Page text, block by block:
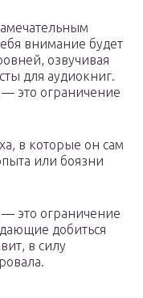
внимание будет
озвучивая
для аудиокниг.
— это ограничение
в которые он сам
или боязни
— это ограничение
добиться
в силу